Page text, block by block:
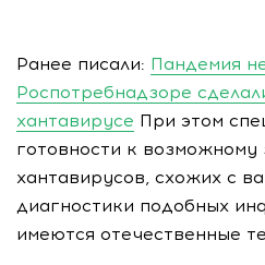
Ранее писали: Пандемия
Роспотребнадзоре
хантавирусе При этом
готовности к возможному
хантавирусов, схожих с
диагностики подобных
имеются отечественные